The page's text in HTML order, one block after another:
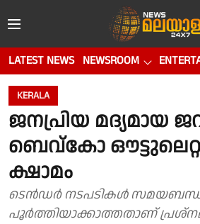
LATEST NEWS NEWSROOM
KERALA
ജനപ്രിയ മദ്യമായ
ബെവ്കോ
ക്ഷാമം
ടെൻഡർ നടപടികൾ
പൂർത്തിയാക്കാത്തതാണ്